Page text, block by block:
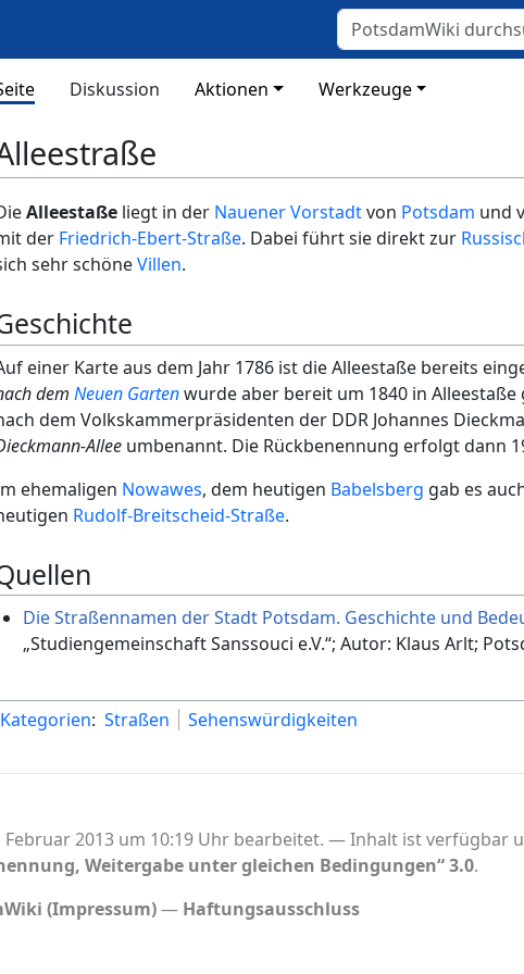
Diskussion Aktionen Werkzeuge
Alleestaße liegt in der Nauener Vorstadtvon Potsdam und
der Friedrich-Ebert-Straße. Dabei führt sie direkt zur
sehr schöneVillen.
einer Karte aus dem Jahr 1786 ist die Alleestaße bereits
dem Neuen Gartenwurde aber bereit um 1840 in
dem Volkskammerpräsidenten der DDR Johannes
Allee umbenannt. Die Rückbenennung erfolgt dann
ehemaligen Nowawes, dem heutigen Babelsberg gab es
Rudolf-Breitscheid-Straße.
Die Straßennamen der Stadt Potsdam. Geschichte und
„Studiengemeinschaft Sanssouci e.V.“; Autor: Klaus Arlt;
Kategorien: Straßen Sehenswürdigkeiten
2013 um 10:19 Uhr bearbeitet.
Inhalt ist verfügbar
Weitergabe unter gleichen Bedingungen“ 3.0.
(Impressum) Haftungsausschluss